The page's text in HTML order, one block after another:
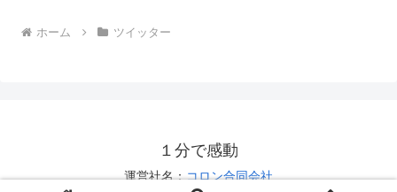
ホーム ツイッター
１分で感動
運営社名：コロン合同会社